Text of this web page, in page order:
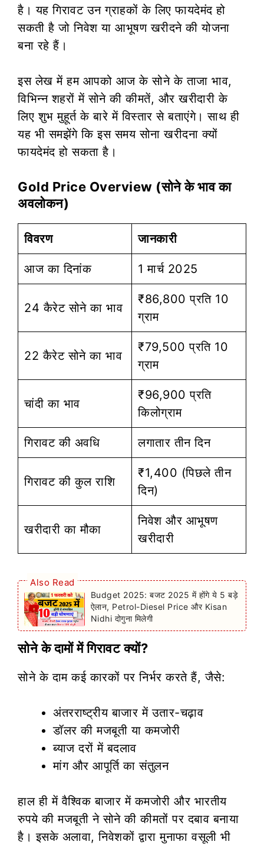
है। यह गिरावट उन ग्राहकों के लिए फायदेमंद हो
सकती है जो निवेश या आभूषण खरीदने की योजना
बना रहे हैं।
इस लेख में हम आपको आज के सोने के ताजा भाव,
विभिन्न शहरों में सोने की कीमतें, और खरीदारी के
लिए शुभ मुहूर्त के बारे में विस्तार से बताएंगे। साथ ही
यह भी समझेंगे कि इस समय सोना खरीदना क्यों
फायदेमंद हो सकता है।
Gold Price Overview (सोने के भाव का
अवलोकन)
विवरण जानकारी
आज का दिनांक 1 मार्च 2025
24 कैरेट सोने का भाव
₹86,800 प्रति 10
ग्राम
22 कैरेट सोने का भाव
₹79,500 प्रति 10
ग्राम
चांदी का भाव
₹96,900 प्रति
किलोग्राम
गिरावट की अवधि लगातार तीन दिन
गिरावट की कुल राशि
₹1,400 (पिछले तीन
दिन)
खरीदारी का मौका
निवेश और आभूषण
खरीदारी
Also Read
Budget 2025: बजट 2025 में होंगे ये 5 बड़े
ऐलान, Petrol-Diesel Price और Kisan
Nidhi दोगुना मिलेगी
सोने के दामों में गिरावट क्यों?
सोने के दाम कई कारकों पर निर्भर करते हैं, जैसे:
अंतरराष्ट्रीय बाजार में उतार-चढ़ाव
डॉलर की मजबूती या कमजोरी
ब्याज दरों में बदलाव
मांग और आपूर्ति का संतुलन
हाल ही में वैश्विक बाजार में कमजोरी और भारतीय
रुपये की मजबूती ने सोने की कीमतों पर दबाव बनाया
है। इसके अलावा, निवेशकों द्वारा मुनाफा वसूली भी